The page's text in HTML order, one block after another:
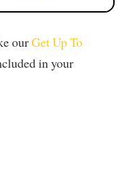
ourGet Up To
in your